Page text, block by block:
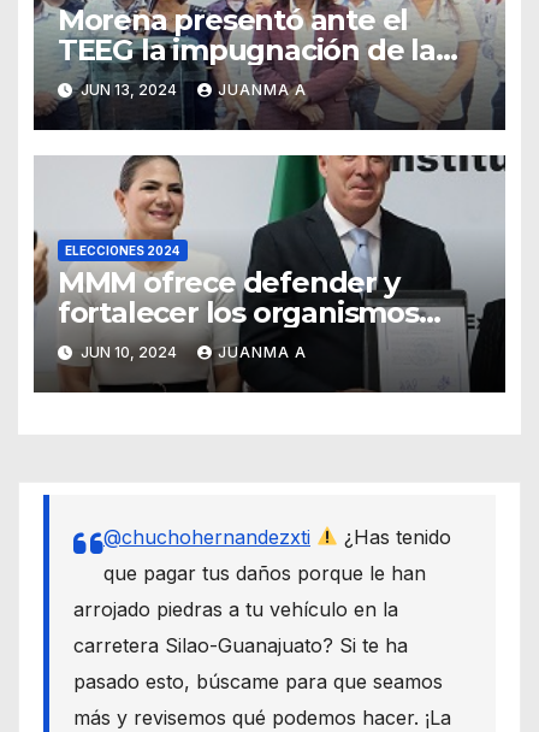
Morena presentó ante el
TEEG la impugnación de la
elección de gobernadora de
Guanajuato
JUN 13, 2024 JUANMA A
ELECCIONES 2024
MMM ofrece defender y
fortalecer los organismos
autónomos desde el Senado
JUN 10, 2024 JUANMA A
@chuchohernandezxti
¿Has tenido
que pagar tus daños porque le han
arrojado piedras a tu vehículo en la
carretera Silao-Guanajuato? Si te ha
pasado esto, búscame para que seamos
más y revisemos qué podemos hacer. ¡La